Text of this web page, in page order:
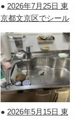
● 2026年7月25日 東
京都文京区でシール
た！
● 2026年5月15日 東